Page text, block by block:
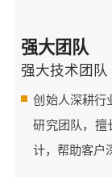
强大团队
强大技术团
创始人深耕行
研究团队，擅
计，帮助客户